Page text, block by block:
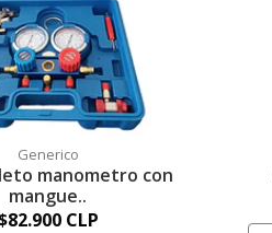
Generico
manometro con
mangue..
CLP